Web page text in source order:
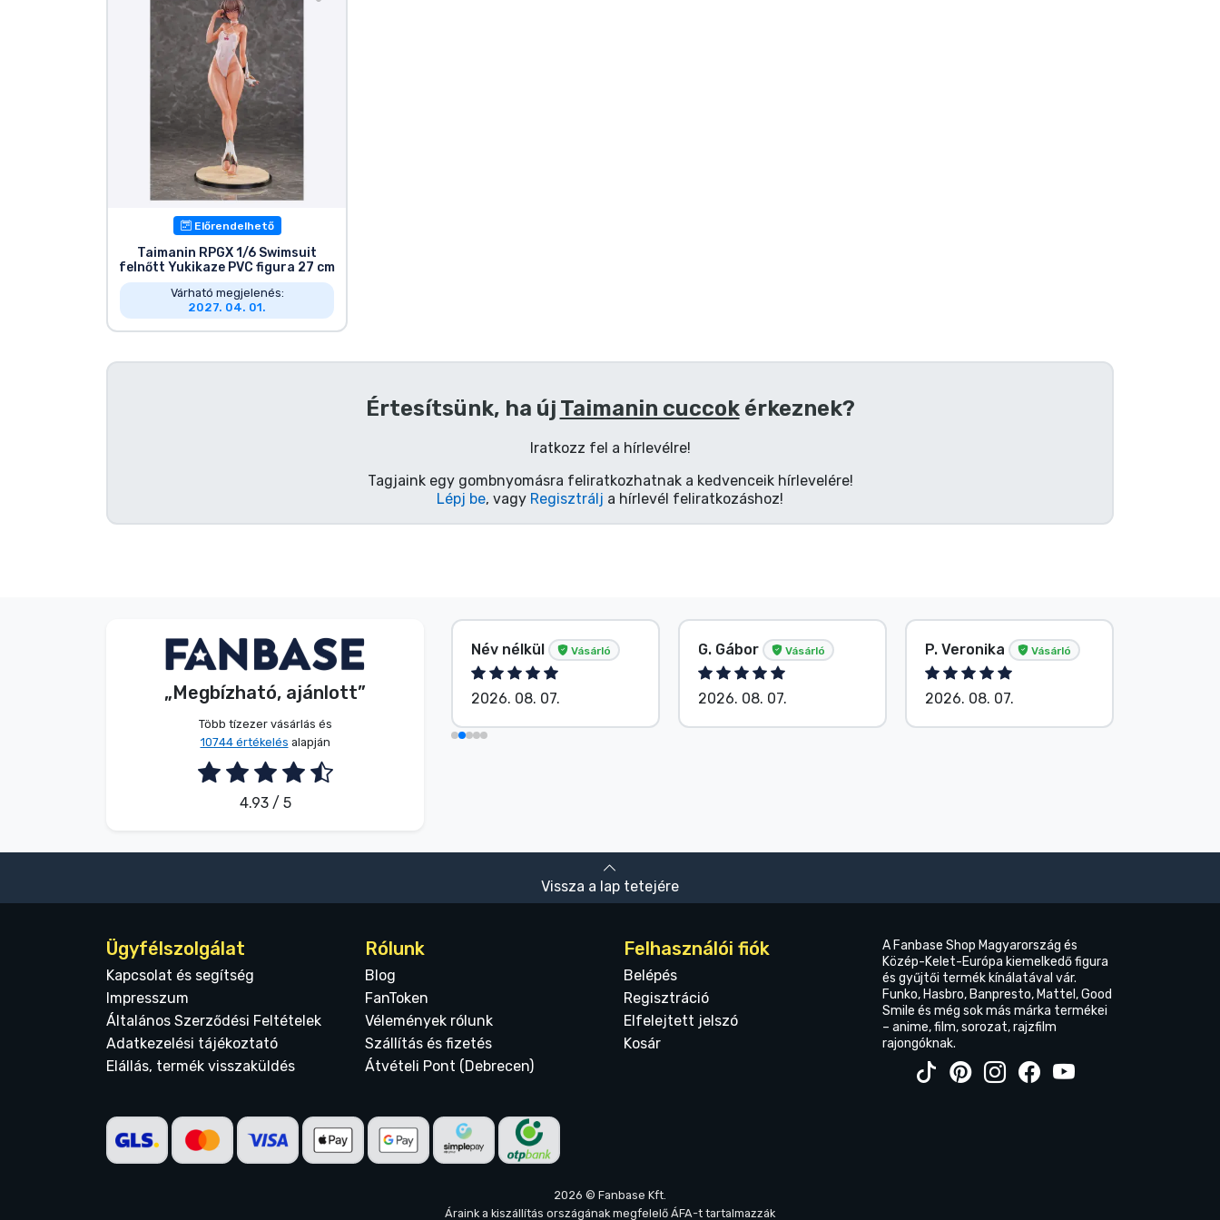
Előrendelhető
Taimanin RPGX 1/6 Swimsuit
felnőtt Yukikaze PVC figura 27 cm
Várható megjelenés:
2027. 04. 01.
Értesítsünk, ha új Taimanin cuccokérkeznek?
Iratkozz fel a hírlevélre!
Tagjaink egy gombnyomásra feliratkozhatnak a kedvenceik hírlevelére!
Lépj be, vagy Regisztrálj a hírlevél feliratkozáshoz!
„Megbízható, ajánlott”
Több tízezer vásárlás és
10744 értékelés alapján
4.93 / 5
Név nélkül Vásárló
2026. 08. 07.
Név nélkül Vásárló
2026. 08. 07.
G. Gábor Vásárló
2026. 08. 07.
P. Veronika Vásárló
2026. 08. 07.
Vissza a lap tetejére
Ügyfélszolgálat
Kapcsolat és segítség
Impresszum
Általános Szerződési Feltételek
Adatkezelési tájékoztató
Elállás, termék visszaküldés
Rólunk
Blog
FanToken
Vélemények rólunk
Szállítás és fizetés
Átvételi Pont (Debrecen)
Felhasználói fiók
Belépés
Regisztráció
Elfelejtett jelszó
Kosár
A Fanbase Shop Magyarország és
Közép-Kelet-Európa kiemelkedő figura
és gyűjtői termék kínálatával vár.
Funko, Hasbro, Banpresto, Mattel, Good
Smile és még sok más márka termékei
– anime, film, sorozat, rajzfilm
rajongóknak.
2026 © Fanbase Kft.
Áraink a kiszállítás országának megfelelő ÁFA-t tartalmazzák
Szállítás és fizetés
Sorozatos cuccok
Filmes cuccok
Mesés cuccok
Gamer cuccok
Sportos cuccok